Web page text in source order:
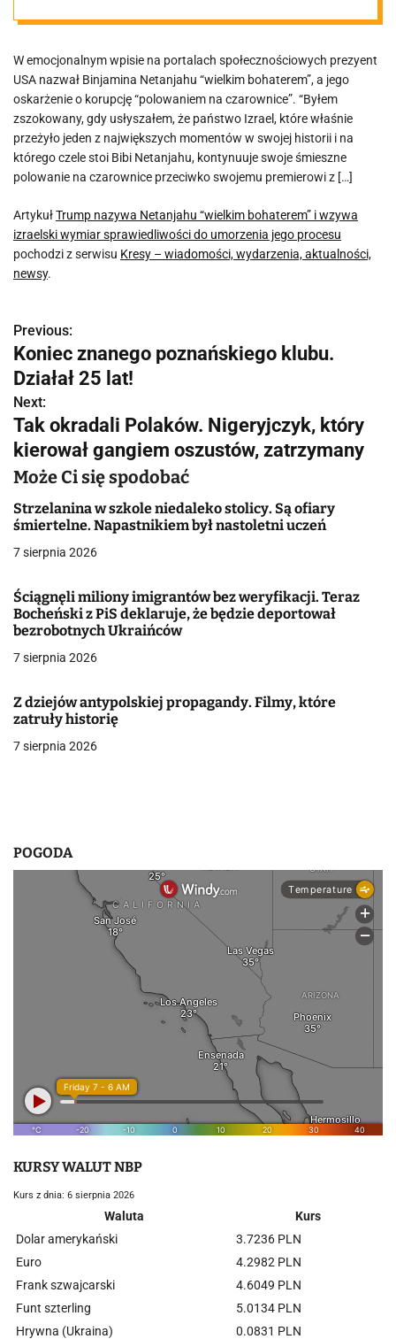
wzywa izraelski
wymiar
sprawiedliwośc
i do umorzenia
jego procesu
W emocjonalnym wpisie na portalach społecznościowych prezyent
USA nazwał Binjamina Netanjahu “wielkim bohaterem”, a jego
oskarżenie o korupcję “polowaniem na czarownice”. “Byłem
zszokowany, gdy usłyszałem, że państwo Izrael, które właśnie
przeżyło jeden z największych momentów w swojej historii i na
którego czele stoi Bibi Netanjahu, kontynuuje swoje śmieszne
polowanie na czarownice przeciwko swojemu premierowi z […]
ArtykułTrump nazywa Netanjahu “wielkim bohaterem” i wzywa
izraelski wymiar sprawiedliwości do umorzenia jego procesu
pochodzi z serwisu Kresy – wiadomości, wydarzenia, aktualności,
newsy.
N
a
w
i
g
a
c
a
w
i
s
Previous:
Koniec znanego poznańskiego klubu.
Działał 25 lat!
Next:
Tak okradali Polaków. Nigeryjczyk, który
kierował gangiem oszustów, zatrzymany
Może Ci się spodobać
Strzelanina w szkole niedaleko stolicy. Są ofiary
śmiertelne. Napastnikiem był nastoletni uczeń
7 sierpnia 2026
Ściągnęli miliony imigrantów bez weryfikacji. Teraz
Bocheński z PiS deklaruje, że będzie deportował
bezrobotnych Ukraińców
7 sierpnia 2026
Z dziejów antypolskiej propagandy. Filmy, które
zatruły historię
7 sierpnia 2026
POGODA
KURSY WALUT NBP
Kurs z dnia: 6 sierpnia 2026
Waluta
Kurs
Dolar amerykański
3.7236 PLN
Euro
4.2982 PLN
Frank szwajcarski
4.6049 PLN
Funt szterling
5.0134 PLN
Hrywna (Ukraina)
0.0831 PLN